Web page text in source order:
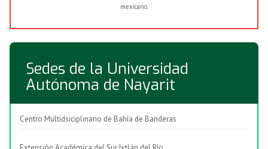
mexicano.
Sedes de la Universidad
Autónoma de Nayarit
Centro Multidsiciplinario de Bahía de Banderas